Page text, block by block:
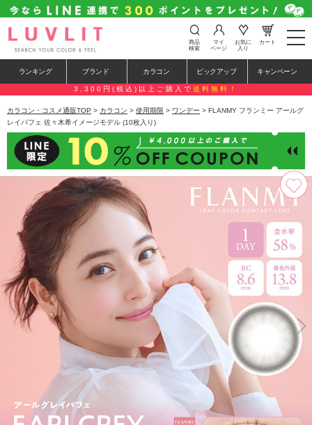
t
o
e
n
a
a
i
o
n
商品
検索
マイ
ページ
お気に
入り
カート
ランキング ブランド カラコン ピックアップ キャンペーン
3,300円(税込)以上ご購入で 送料無料！
カラコン・コスメ通販TOP > カラコン > 使用期限 > ワンデー > FLANMY フランミー アールグ
レイパフェ 佐々木希イメージモデル (10枚入り)